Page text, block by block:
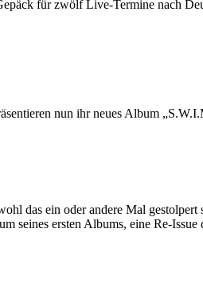
für zwölf Live-Termine nach
nun ihr neues Album
das ein oder andere Mal
ersten Albums, eine Re-Issue